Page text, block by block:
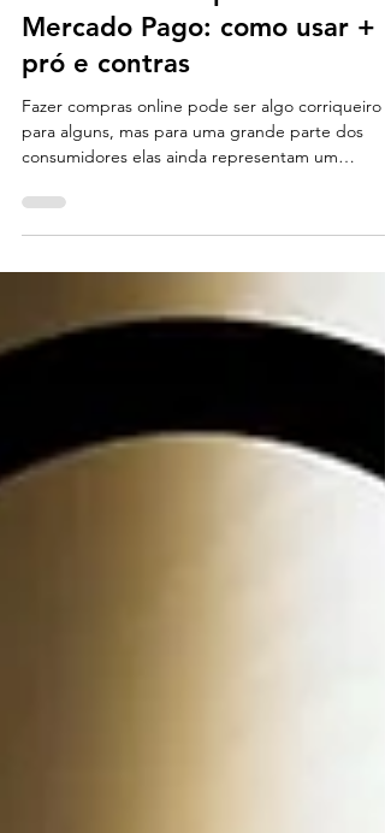
7 de mar. de 2021
5 min de leitura
Checkout transparente
Mercado Pago: como usar +
pró e contras
Fazer compras online pode ser algo corriqueiro
consumidores elas ainda representam um
perigo,...